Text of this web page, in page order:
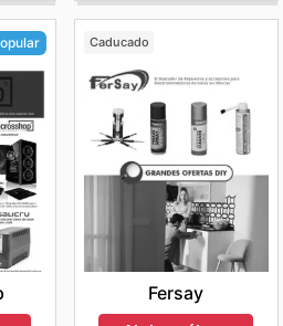
Caducado
Fersay